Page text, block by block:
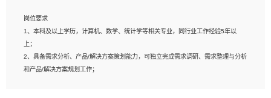
岗位要求：
1、全日制统招本科及以上学历，计算机相关专业毕业，5年以上开发工作经验；
2、具有扎实的java编程功底和良好的编码习惯，有分布式、多线程及高并发系统开
发经验和性能调优经验尤佳；熟悉JVM调优；掌握基础中间件、基础架构方案和云
平台、云产品功能特性，熟练使用相关平台的功能和了解其背后实现机制；
岗位要求
1、本科及以上学历，计算机、数学、统计学等相关专业，同行业工作经验5年以
上；
2、具备需求分析、产品/解决方案策划能力，可独立完成需求调研、需求整理与分析
和产品/解决方案规划工作；